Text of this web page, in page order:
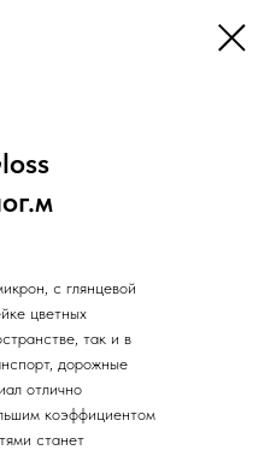
с глянцевой
цветных
так и в
дорожные
отлично
коэффициентом
станет